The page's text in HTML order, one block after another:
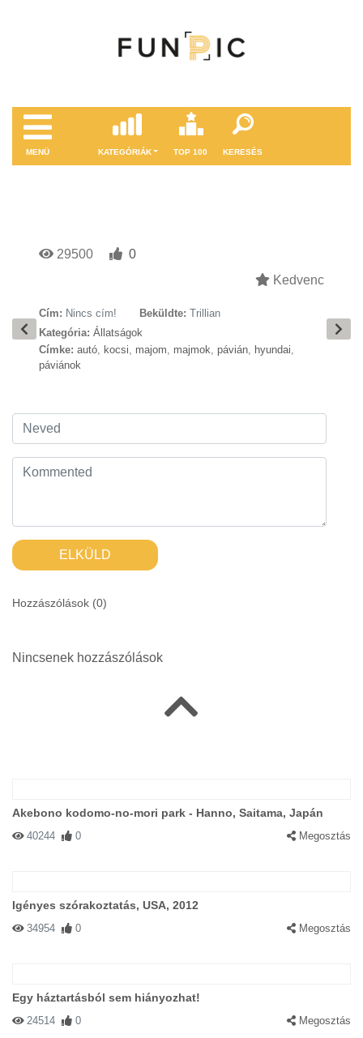
MENÜ KATEGÓRIÁK TOP 100 KERESÉS
29500
0
Kedvenc
Cím: Nincs cím! Beküldte: Trillian
Kategória: Állatságok
Címke: autó, kocsi, majom, majmok, pávián, hyundai,
páviánok
ELKÜLD
Hozzászólások (0)
Nincsenek hozzászólások
Akebono kodomo-no-mori park - Hanno, Saitama, Japán
40244 0 Megosztás
Igényes szórakoztatás, USA, 2012
34954 0 Megosztás
Egy háztartásból sem hiányozhat!
24514 0 Megosztás